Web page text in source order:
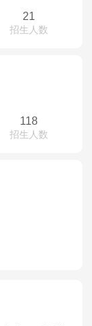
21
招生人数
118
招生人数